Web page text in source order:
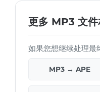
更多 MP3 文件
如果您想继续处理最
MP3 → APE